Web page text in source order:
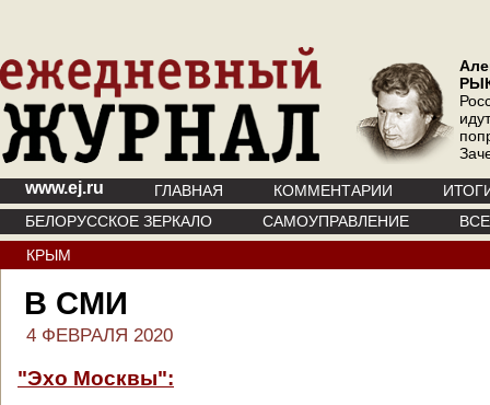
www.ej.ru ГЛАВНАЯ КОММЕНТАРИИ
БЕЛОРУССКОЕ ЗЕРКАЛО
САМОУПРАВЛЕНИЕ
КРЫМ
В СМИ
4 ФЕВРАЛЯ 2020
"Эхо Москвы":